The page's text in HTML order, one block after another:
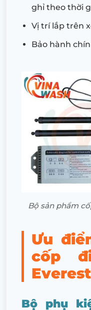
ghỉ theo thời
Vị trí lắp trên
Bảo hành
Bộ sản phẩm
Ưu
cốp
Bộ phụ